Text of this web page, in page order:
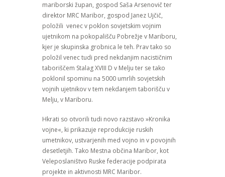
mariborski župan, gospod Saša Arsenovič ter
direktor MRC Maribor, gospod Janez Ujčič,
položili venec v poklon sovjetskim vojnim
ujetnikom na pokopališču Pobrežje v Mariboru,
kjer je skupinska grobnica le teh. Prav tako so
položil venec tudi pred nekdanjim nacističnim
taboriščem Stalag XVIII D v Melju ter se tako
poklonil spominu na 5000 umrlih sovjetskih
vojnih ujetnikov v tem nekdanjem taborišču v
Melju, v Mariboru.
Hkrati so otvorili tudi novo razstavo »Kronika
vojne«, ki prikazuje reprodukcije ruskih
umetnikov, ustvarjenih med vojno in v povojnih
desetletjih. Tako Mestna občina Maribor, kot
Veleposlaništvo Ruske federacije podpirata
projekte in aktivnosti MRC Maribor.